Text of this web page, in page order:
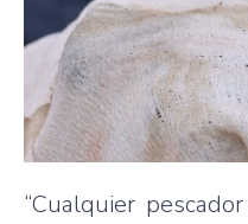
“Cualquier